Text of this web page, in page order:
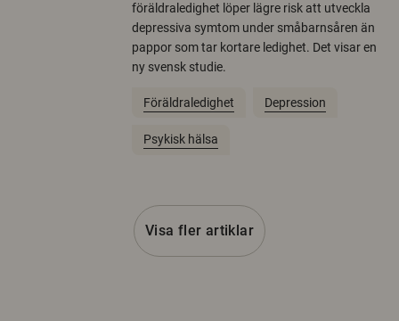
föräldraledighet löper lägre risk att utveckla
depressiva symtom under småbarnsåren än
pappor som tar kortare ledighet. Det visar en
ny svensk studie.
Föräldraledighet Depression
Psykisk hälsa
Visa fler artiklar